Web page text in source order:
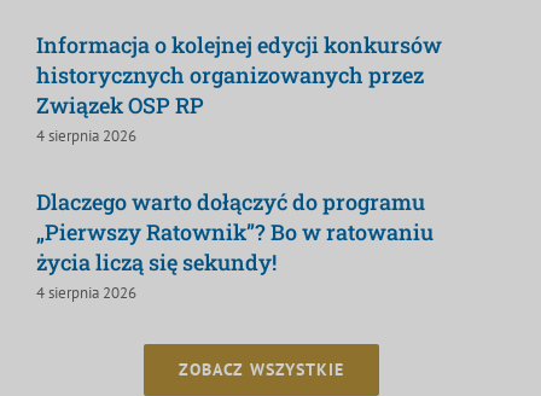
Informacja o kolejnej edycji konkursów
historycznych organizowanych przez
Związek OSP RP
4 sierpnia 2026
Dlaczego warto dołączyć do programu
„Pierwszy Ratownik”? Bo w ratowaniu
życia liczą się sekundy!
4 sierpnia 2026
ZOBACZ WSZYSTKIE